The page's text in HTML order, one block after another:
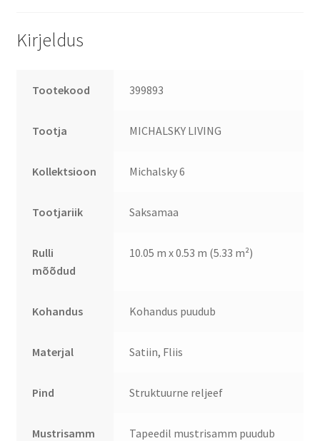
Kirjeldus
Tootekood 399893
Tootja MICHALSKY LIVING
Kollektsioon Michalsky 6
Tootjariik Saksamaa
Rulli
mõõdud
10.05 m x 0.53 m (5.33 m²)
Kohandus Kohandus puudub
Materjal Satiin, Fliis
Pind Struktuurne reljeef
Mustrisamm
Tapeedil mustrisamm puudub